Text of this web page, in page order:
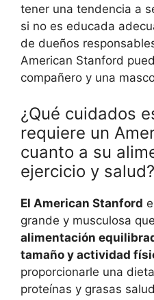
tener una tendencia a
si no es educada
de dueños
American Stanford
compañero y una
¿Qué cuidados
requiere un
cuanto a su
ejercicio y salud?
El American Stanford
grande y musculosa
alimentación
tamaño y actividad
proporcionarle una
proteínas y grasas